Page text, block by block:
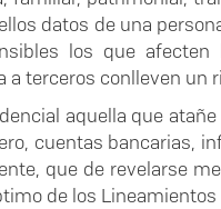
datos de una
los que
terceros conlleven un
aquella que
cuentas bancarias,
que de revelarse
de los